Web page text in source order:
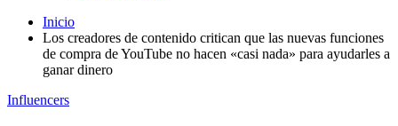
Inicio
Los creadores de contenido critican que las nuevas funciones
de compra de YouTube no hacen «casi nada» para ayudarles a
ganar dinero
Influencers